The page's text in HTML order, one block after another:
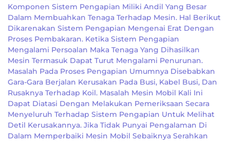
Komponen Sistem Pengapian Miliki Andil Yang Besar
Dalam Membuahkan Tenaga Terhadap Mesin. Hal Berikut
Dikarenakan Sistem Pengapian Mengenai Erat Dengan
Proses Pembakaran. Ketika Sistem Pengapian
Mengalami Persoalan Maka Tenaga Yang Dihasilkan
Mesin Termasuk Dapat Turut Mengalami Penurunan.
Masalah Pada Proses Pengapian Umumnya Disebabkan
Gara-Gara Berjalan Kerusakan Pada Busi, Kabel Busi, Dan
Rusaknya Terhadap Koil. Masalah Mesin Mobil Kali Ini
Dapat Diatasi Dengan Melakukan Pemeriksaan Secara
Menyeluruh Terhadap Sistem Pengapian Untuk Melihat
Detil Kerusakannya. Jika Tidak Punyai Pengalaman Di
Dalam Memperbaiki Mesin Mobil Sebaiknya Serahkan